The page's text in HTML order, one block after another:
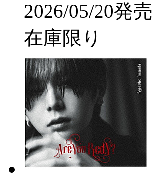
2026/05/20発売
在庫限り